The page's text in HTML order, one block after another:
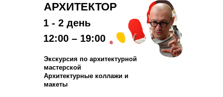
1 - 2 день
12:00 – 19:00
АРХИТЕКТОР
Экскурсия по архитектурной
мастерской
Архитектурные коллажи и
макеты